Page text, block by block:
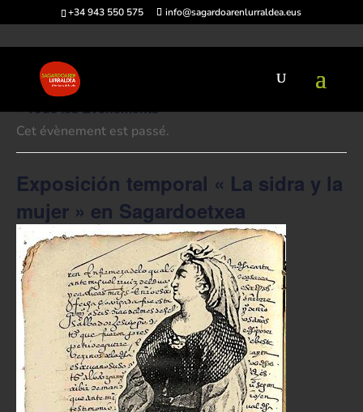
+34 943 550 575 info@sagardoarenlurraldea.eus
« Tous les Évènements
Cet évènement est passé.
Exposición temporal « La sidra y la
mujer » en Sagardoetxea